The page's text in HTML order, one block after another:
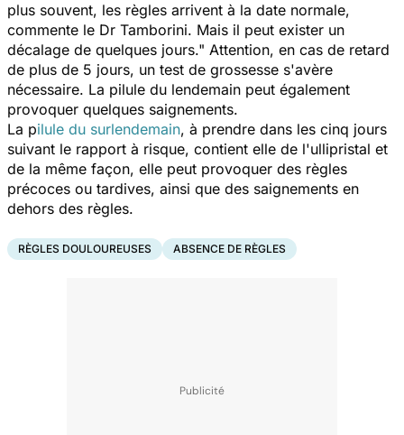
plus souvent, les règles arrivent à la date normale,
commente le Dr Tamborini. Mais il peut exister un
décalage de quelques jours." Attention, en cas de retard
de plus de 5 jours, un test de grossesse s'avère
nécessaire. La pilule du lendemain peut également
provoquer quelques saignements.
La pilule du surlendemain, à prendre dans les cinq jours
suivant le rapport à risque, contient elle de l'ullipristal et
de la même façon, elle peut provoquer des règles
précoces ou tardives, ainsi que des saignements en
dehors des règles.
RÈGLES DOULOUREUSES ABSENCE DE RÈGLES